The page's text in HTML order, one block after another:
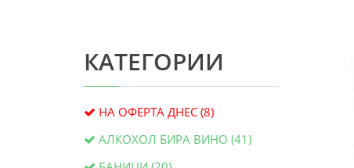
КАТЕГОРИИ
НА ОФЕРТА ДНЕС (8)
АЛКОХОЛ БИРА ВИНО (41)